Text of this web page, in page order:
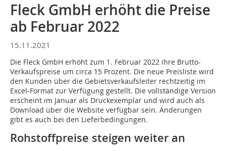
Fleck GmbH erhöht die Preise
ab Februar 2022
15.11.2021
Die Fleck GmbH erhöht zum 1. Februar 2022 ihre Brutto-
Verkaufspreise um circa 15 Prozent. Die neue Preisliste wird
den Kunden über die Gebietsverkaufsleiter rechtzeitig im
Excel-Format zur Verfügung gestellt. Die vollständige Version
erscheint im Januar als Druckexemplar und wird auch als
Download über die Website verfügbar sein. Änderungen
gibt es auch bei den Lieferbedingungen.
Rohstoffpreise steigen weiter an